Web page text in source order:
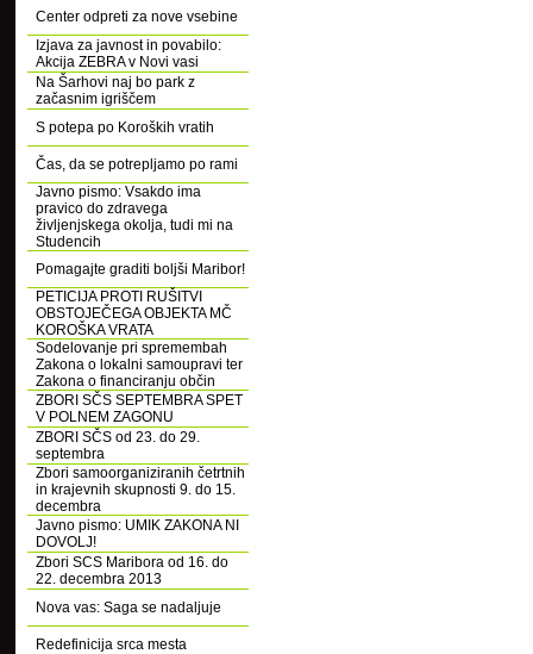
Center odpreti za nove vsebine
Izjava za javnost in povabilo:
Akcija ZEBRA v Novi vasi
Na Šarhovi naj bo park z
začasnim igriščem
S potepa po Koroških vratih
Čas, da se potrepljamo po rami
Javno pismo: Vsakdo ima
pravico do zdravega
življenjskega okolja, tudi mi na
Studencih
Pomagajte graditi boljši Maribor!
PETICIJA PROTI RUŠITVI
OBSTOJEČEGA OBJEKTA MČ
KOROŠKA VRATA
Sodelovanje pri spremembah
Zakona o lokalni samoupravi ter
Zakona o financiranju občin
ZBORI SČS SEPTEMBRA SPET
V POLNEM ZAGONU
ZBORI SČS od 23. do 29.
septembra
Zbori samoorganiziranih četrtnih
in krajevnih skupnosti 9. do 15.
decembra
Javno pismo: UMIK ZAKONA NI
DOVOLJ!
Zbori SCS Maribora od 16. do
22. decembra 2013
Nova vas: Saga se nadaljuje
Redefinicija srca mesta